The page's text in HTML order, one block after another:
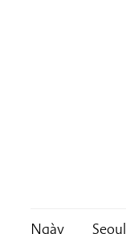
Ngày
Seoul